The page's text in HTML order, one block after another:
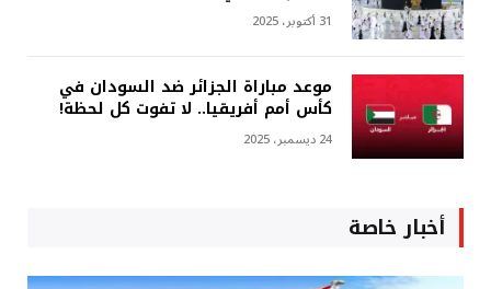
31 أكتوبر، 2025
موعد مباراة الجزائر ضد السودان في
كأس أمم أفريقيا.. لا تفوت كل لحظة!
24 ديسمبر، 2025
أخبار خاصة